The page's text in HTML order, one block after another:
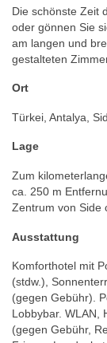
Die schönste Zeit
oder gönnen Sie
am langen und
gestalteten
Ort
Türkei, Antalya,
Lage
Zum
ca. 250 m
Zentrum von Side
Ausstattung
Komforthotel mit
(stdw.),
(gegen Gebühr).
Lobbybar. WLAN,
(gegen Gebühr,